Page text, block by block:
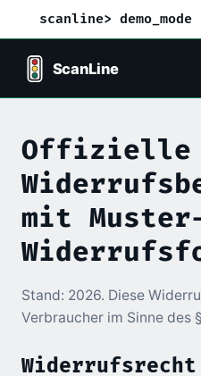
scanline>
Offizielle
mit
Stand: 2026. Diese
Verbraucher im Sinne des
Widerrufsrecht